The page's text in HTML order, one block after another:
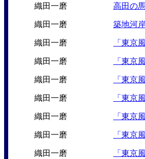
織田一磨 高田の
織田一磨 築地河岸
織田一磨 「東京
織田一磨 「東京
織田一磨 「東京
織田一磨 「東京
織田一磨 「東京
織田一磨 「東京
織田一磨 「東京